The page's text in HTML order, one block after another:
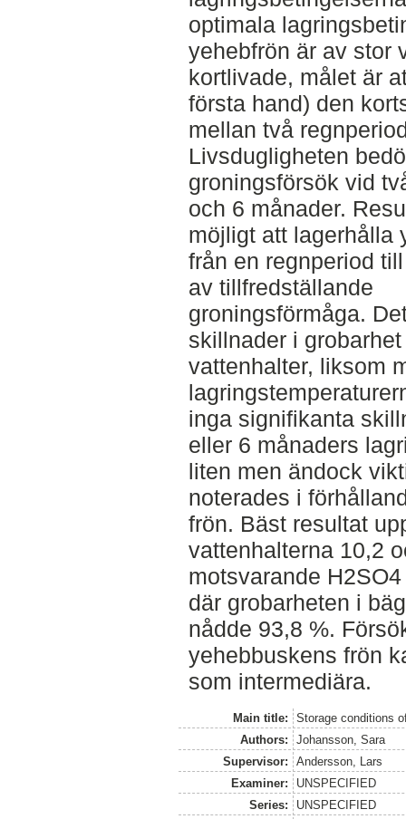
optimala
yehebfrön är av stor
kortlivade, målet är
första hand) den
mellan två
Livsdugligheten
groningsförsök vid
och 6 månader.
möjligt att lagerhålla
från en regnperiod
av tillfredställande
groningsförmåga.
skillnader i
vattenhalter, liksom
inga signifikanta
eller 6 månaders
liten men ändock
noterades i
frön. Bäst resultat
vattenhalterna 10,2
motsvarande
där grobarheten i
nådde 93,8 %.
yehebbuskens frön
som intermediära.
Main title:
Storage conditions
Authors:
Johansson, Sara
Supervisor:
Andersson, Lars
Examiner:
UNSPECIFIED
Series:
UNSPECIFIED